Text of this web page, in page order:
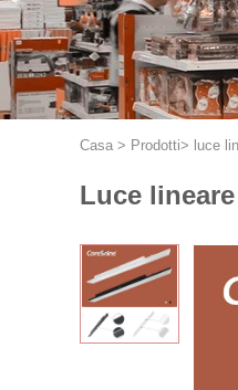
Casa > Prodotti> luce
Luce